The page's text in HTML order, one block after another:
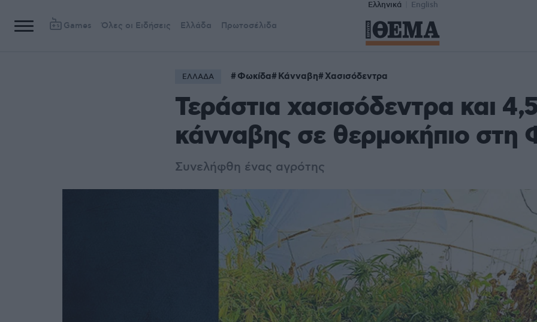
Ελληνικά English
Games Όλες οι Ειδήσεις Ελλάδα Πρωτοσέλιδα
ΕΛΛΑΔΑ Φωκίδα Κάνναβη Χασισόδεντρα
Τεράστια χασισόδεντρα και
κάνναβης σε θερμοκήπιο στη
Συνελήφθη ένας αγρότης